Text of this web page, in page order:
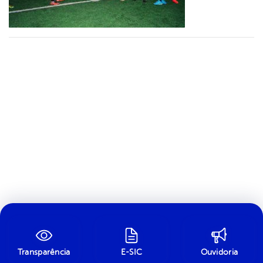
Transparência E-SIC Ouvidoria